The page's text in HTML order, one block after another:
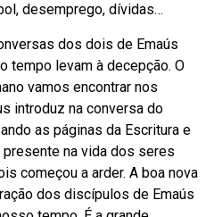
desemprego, dívidas…
dos dois de Emaús
tempo levam à decepção. O
vamos encontrar nos
introduz na conversa do
as páginas da Escritura e
na vida dos seres
começou a arder. A boa nova
dos discípulos de Emaús